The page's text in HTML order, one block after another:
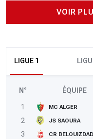
VOIR
LIGUE 1
N° ÉQUIPE
1 MC ALGER
2
JS SAOURA
3
CR BELOUIZDAD